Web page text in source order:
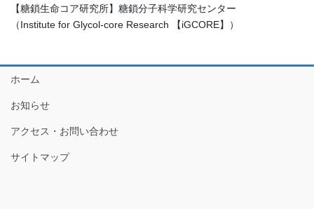
【糖鎖生命コア研究所】糖鎖分子科学研究センター
（Institute for Glycol-core Research 【iGCORE】）
ホーム
お知らせ
アクセス・お問い合わせ
サイトマップ